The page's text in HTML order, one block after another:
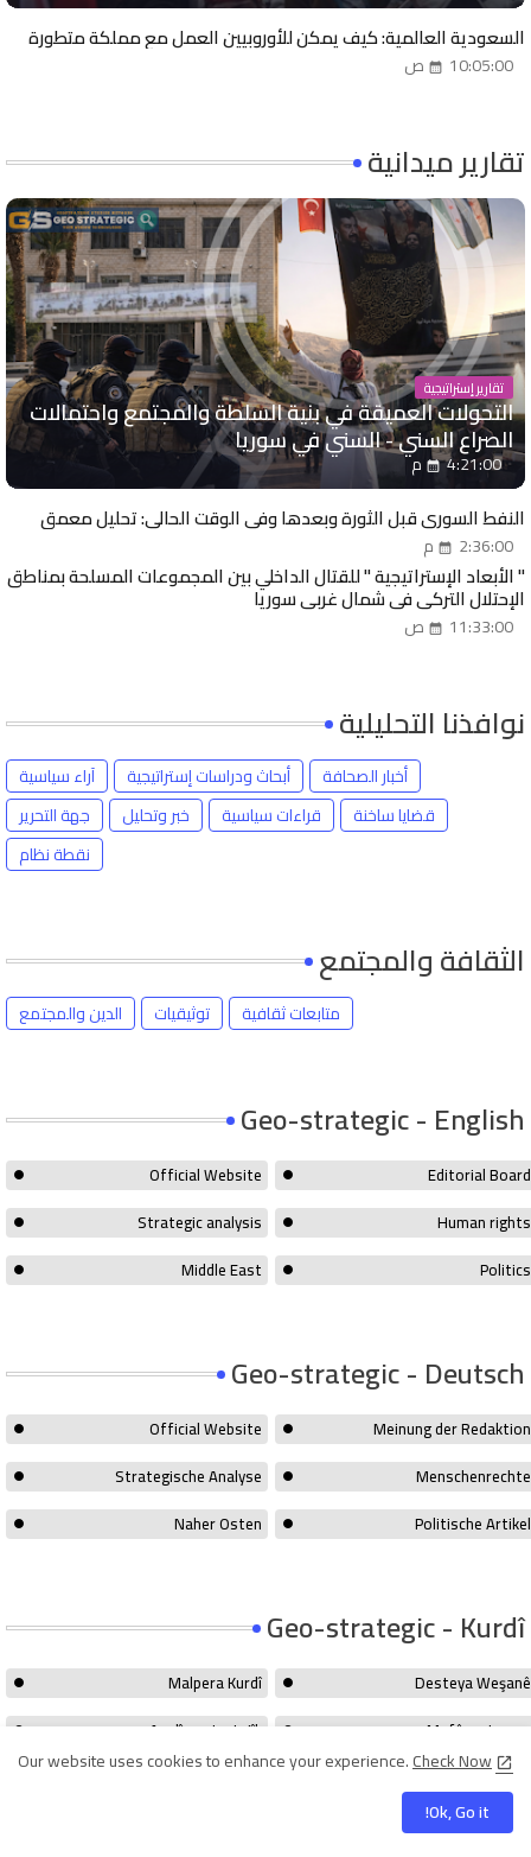
السعودية العالمية: كيف يمكن للأوروبيين العمل مع مملكة متطورة
10:05:00 ص
تقارير ميدانية
تقارير إستراتيجية
التحولات العميقة في بنية السلطة والمجتمع واحتمالات
الصراع السني - السني في سوريا
4:21:00 م
النفط السوري قبل الثورة وبعدها وفي الوقت الحالي: تحليل معمق
2:36:00 م
" الأبعاد الإستراتيجية " للقتال الداخلي بين المجموعات المسلحة بمناطق
الإحتلال التركي في شمال غربي سوريا
11:33:00 ص
نوافذنا التحليلية
آراء سياسية أبحاث ودراسات إستراتيجية
أخبار الصحافة
جهة التحرير
خبر وتحليل قراءات سياسية
قضايا ساخنة
نقطة نظام
الثقافة والمجتمع
الدين والمجتمع توثيقيات متابعات ثقافية
Geo-strategic - English
Official Website
Editorial Board
Strategic analysis
Human rights
Middle East
Politics
Geo-strategic - Deutsch
Official Website
Meinung der Redaktion
Strategische Analyse
Menschenrechte
Naher Osten
Politische Artikel
Geo-strategic - Kurdî
Malpera Kurdî
Desteya Weşanê
Analîza stratejîk
Mafên mirovan
Felsefeya jiyanê
Our website uses cookies to enhance your experience.Check Now
Ok, Go it!